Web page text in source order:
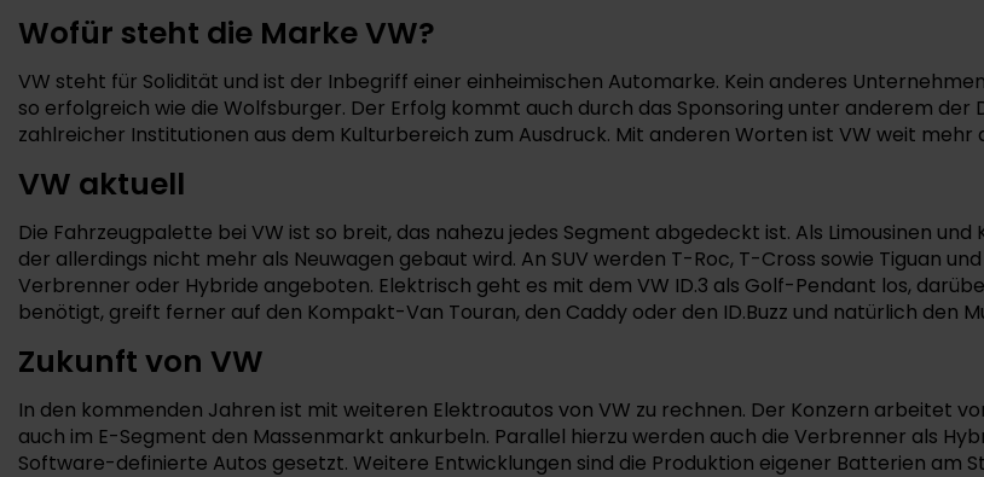
Wofür steht die Marke VW?
VW steht für Solidität und ist der Inbegriff einer einheimischen Automarke. Kein anderes
so erfolgreich wie die Wolfsburger. Der Erfolg kommt auch durch das Sponsoring unter anderem
zahlreicher Institutionen aus dem Kulturbereich zum Ausdruck. Mit anderen Worten ist VW weit mehr
VW aktuell
Die Fahrzeugpalette bei VW ist so breit, das nahezu jedes Segment abgedeckt ist. Als Limousinen
der allerdings nicht mehr als Neuwagen gebaut wird. An SUV werden T-Roc, T-Cross sowie Tiguan
Verbrenner oder Hybride angeboten. Elektrisch geht es mit dem VW ID.3 als Golf-Pendant los,
benötigt, greift ferner auf den Kompakt-Van Touran, den Caddy oder den ID.Buzz und natürlich den
Zukunft von VW
In den kommenden Jahren ist mit weiteren Elektroautos von VW zu rechnen. Der Konzern arbeitet
auch im E-Segment den Massenmarkt ankurbeln. Parallel hierzu werden auch die Verbrenner als
Software-definierte Autos gesetzt. Weitere Entwicklungen sind die Produktion eigener Batterien am